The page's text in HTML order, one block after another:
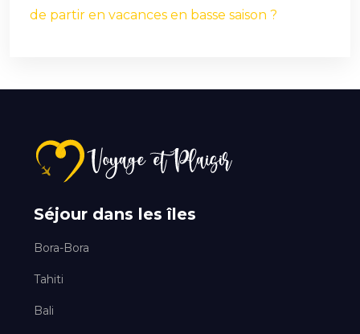
de partir en vacances en basse saison ?
Séjour dans les îles
Bora-Bora
Tahiti
Bali